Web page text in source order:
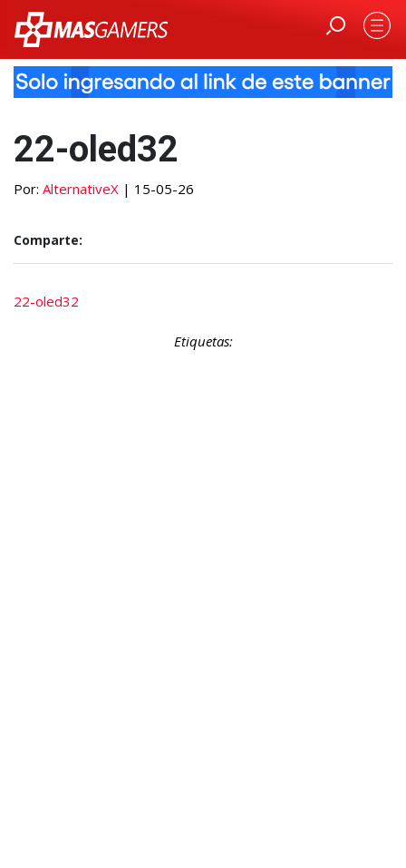
22-oled32
Por: AlternativeX | 15-05-26
Comparte:
22-oled32
Etiquetas: